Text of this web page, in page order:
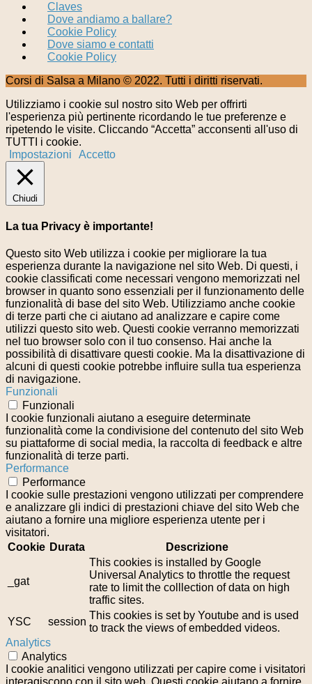
Claves
Dove andiamo a ballare?
Cookie Policy
Dove siamo e contatti
Cookie Policy
Corsi di Salsa a Milano © 2022. Tutti i diritti riservati.
Utilizziamo i cookie sul nostro sito Web per offrirti
l'esperienza più pertinente ricordando le tue preferenze e
ripetendo le visite. Cliccando “Accetta” acconsenti all'uso di
TUTTI i cookie.
Impostazioni
Accetto
Chiudi
La tua Privacy è importante!
Questo sito Web utilizza i cookie per migliorare la tua
esperienza durante la navigazione nel sito Web. Di questi, i
cookie classificati come necessari vengono memorizzati nel
browser in quanto sono essenziali per il funzionamento delle
funzionalità di base del sito Web. Utilizziamo anche cookie
di terze parti che ci aiutano ad analizzare e capire come
utilizzi questo sito web. Questi cookie verranno memorizzati
nel tuo browser solo con il tuo consenso. Hai anche la
possibilità di disattivare questi cookie. Ma la disattivazione di
alcuni di questi cookie potrebbe influire sulla tua esperienza
di navigazione.
Funzionali
Funzionali
I cookie funzionali aiutano a eseguire determinate
funzionalità come la condivisione del contenuto del sito Web
su piattaforme di social media, la raccolta di feedback e altre
funzionalità di terze parti.
Performance
Performance
I cookie sulle prestazioni vengono utilizzati per comprendere
e analizzare gli indici di prestazioni chiave del sito Web che
aiutano a fornire una migliore esperienza utente per i
visitatori.
Cookie Durata Descrizione
_gat
This cookies is installed by Google
Universal Analytics to throttle the request
rate to limit the colllection of data on high
traffic sites.
YSC
session
This cookies is set by Youtube and is used
to track the views of embedded videos.
Analytics
Analytics
I cookie analitici vengono utilizzati per capire come i visitatori
interagiscono con il sito web. Questi cookie aiutano a fornire